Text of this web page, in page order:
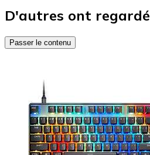
D'autres ont regardé
Passer le contenu